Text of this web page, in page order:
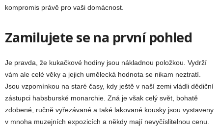
kompromis právě pro vaši domácnost.
Zamilujete se na první pohled
Je pravda, že kukačkové hodiny jsou nákladnou položkou. Vydrží
vám ale celé věky a jejich umělecká hodnota se nikam neztratí.
Jsou vzpomínkou na staré časy, kdy ještě v naší zemi vládli dědiční
zástupci habsburské monarchie. Zná je však celý svět, bohatě
zdobené, ručně vyřezávané a také lakované kousky jsou vystaveny
v mnoha muzejních expozicích a někdy mají nevyčíslitelnou cenu.